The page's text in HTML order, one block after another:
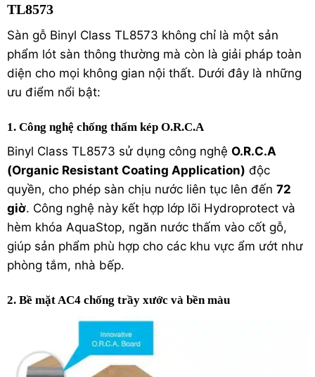
TL8573
Sàn gỗ Binyl Class TL8573 không chỉ là một sản
phẩm lót sàn thông thường mà còn là giải pháp toàn
diện cho mọi không gian nội thất. Dưới đây là những
ưu điểm nổi bật:
1. Công nghệ chống thấm kép O.R.C.A
Binyl Class TL8573 sử dụng công nghệ O.R.C.A
(Organic Resistant Coating Application) độc
quyền, cho phép sàn chịu nước liên tục lên đến 72
giờ. Công nghệ này kết hợp lớp lõi Hydroprotect và
hèm khóa AquaStop, ngăn nước thấm vào cốt gỗ,
giúp sản phẩm phù hợp cho các khu vực ẩm ướt như
phòng tắm, nhà bếp.
2. Bề mặt AC4 chống trầy xước và bền màu